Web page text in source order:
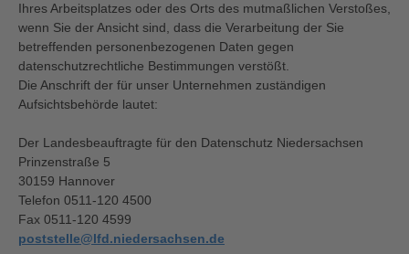
Ihres Arbeitsplatzes oder des Orts des mutmaßlichen Verstoßes,
wenn Sie der Ansicht sind, dass die Verarbeitung der Sie
betreffenden personenbezogenen Daten gegen
datenschutzrechtliche Bestimmungen verstößt.
Die Anschrift der für unser Unternehmen zuständigen
Aufsichtsbehörde lautet:
Der Landesbeauftragte für den Datenschutz Niedersachsen
Prinzenstraße 5
30159 Hannover
Telefon 0511-120 4500
Fax 0511-120 4599
poststelle@lfd.niedersachsen.de